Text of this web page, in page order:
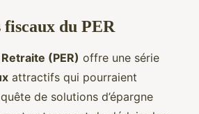
fiscaux du PER
(PER) offre une série
attractifs qui pourraient
de solutions d’épargne